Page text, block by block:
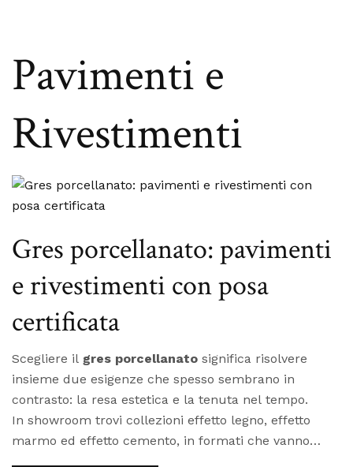
Pavimenti e
Rivestimenti
Gres porcellanato: pavimenti
e rivestimenti con posa
certificata
Scegliere il gres porcellanato significa risolvere
insieme due esigenze che spesso sembrano in
contrasto: la resa estetica e la tenuta nel tempo.
In showroom trovi collezioni effetto legno, effetto
marmo ed effetto cemento, in formati che vanno